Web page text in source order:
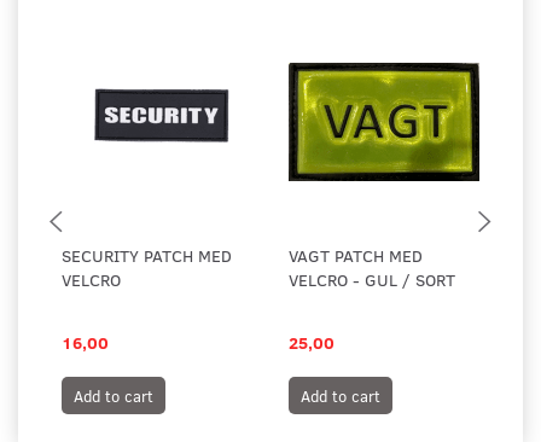
SECURITY PATCH MED
VELCRO
16,00
Add to cart
VAGT PATCH MED
VELCRO - GUL / SORT
25,00
Add to cart